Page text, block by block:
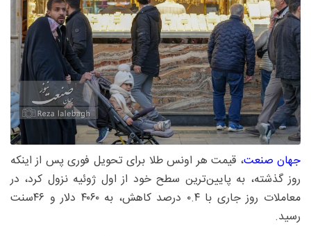
جهان صنعت، قیمت هر اونس طلا برای تحویل فوری پس از اینکه
روز گذشته، به پایین‌ترین سطح خود از اول ژوئیه نزول کرد، در
معاملات روز جاری با ۰.۴ درصد کاهش، به ۴۰۶۰ دلار و ۴۶سنت
رسید.